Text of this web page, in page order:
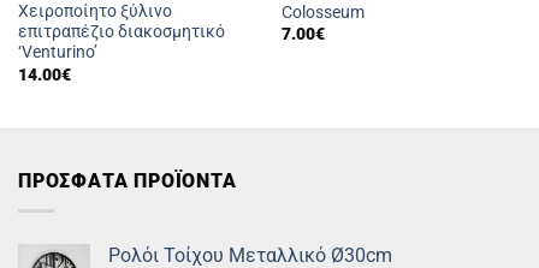
Χειροποίητο ξύλινο
επιτραπέζιο διακοσμητικό
‘Venturino’
14.00€
Colosseum
7.00€
ΠΡΟΣΦΑΤΑ ΠΡΟΪΟΝΤΑ
Ρολόι Τοίχου Μεταλλικό Ø30cm